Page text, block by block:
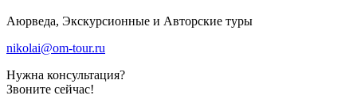
Аюрведа, Экскурсионные и Авторские туры
nikolai@om-tour.ru
Нужна консультация?
Звоните сейчас!